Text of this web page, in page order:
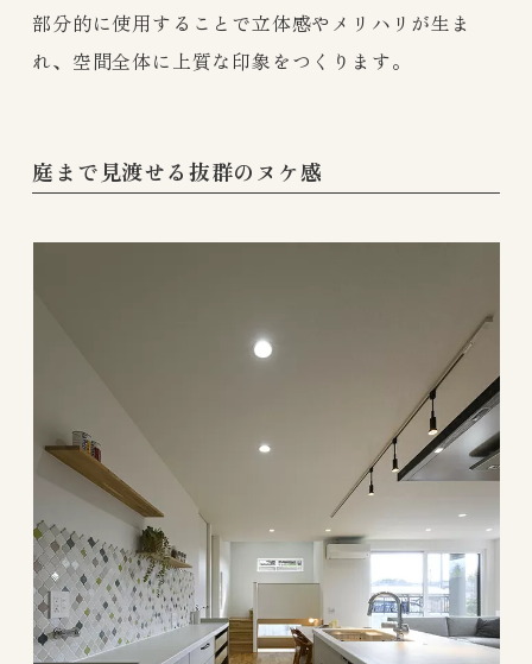
部分的に使用することで立体感やメリハリが生ま
れ、空間全体に上質な印象をつくります。
庭まで見渡せる抜群のヌケ感